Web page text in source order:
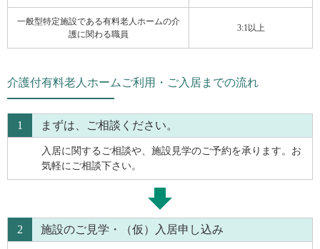
一般型特定施設である有料老人ホームの介
護に関わる職員
3:1以上
介護付有料老人ホームご利用・ご入居までの流れ
1 まずは、ご相談ください。
入居に関するご相談や、施設見学のご予約を承ります。お
気軽にご相談下さい。
2 施設のご見学・（仮）入居申し込み